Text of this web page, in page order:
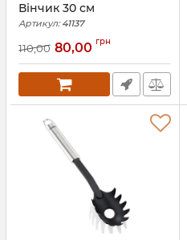
Вінчик 30 см
Артикул: 41137
110,00 80,00 грн